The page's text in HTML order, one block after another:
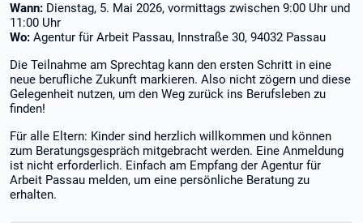
Wann: Dienstag, 5. Mai 2026, vormittags zwischen 9:00 Uhr und
11:00 Uhr
Wo: Agentur für Arbeit Passau, Innstraße 30, 94032 Passau
Die Teilnahme am Sprechtag kann den ersten Schritt in eine
neue berufliche Zukunft markieren. Also nicht zögern und diese
Gelegenheit nutzen, um den Weg zurück ins Berufsleben zu
finden!
Für alle Eltern: Kinder sind herzlich willkommen und können
zum Beratungsgespräch mitgebracht werden. Eine Anmeldung
ist nicht erforderlich. Einfach am Empfang der Agentur für
Arbeit Passau melden, um eine persönliche Beratung zu
erhalten.